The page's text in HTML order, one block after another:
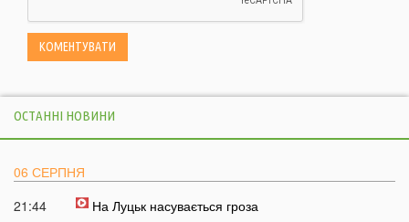
ОСТАННІ НОВИНИ
06 СЕРПНЯ
21:44
На Луцьк насувається гроза